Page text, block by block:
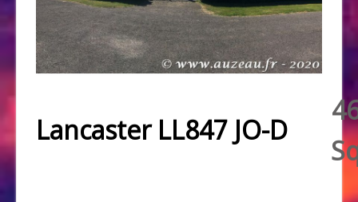
Lancaster LL847 JO-D